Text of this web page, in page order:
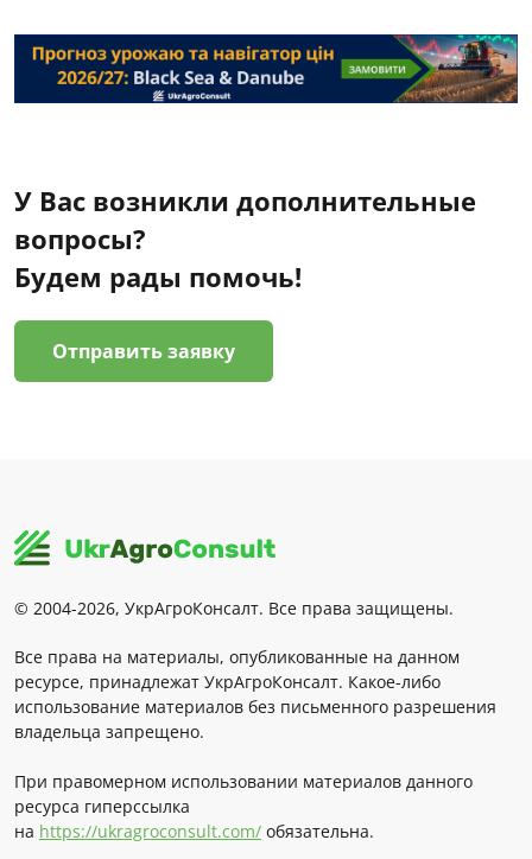
У Вас возникли дополнительные
вопросы?
Будем рады помочь!
Отправить заявку
© 2004-2026, УкрАгроКонсалт. Все права защищены.
Все права на материалы, опубликованные на данном
ресурсе, принадлежат УкрАгроКонсалт. Какое-либо
использование материалов без письменного разрешения
владельца запрещено.
При правомерном использовании материалов данного
ресурса гиперссылка
на https://ukragroconsult.com/ обязательна.